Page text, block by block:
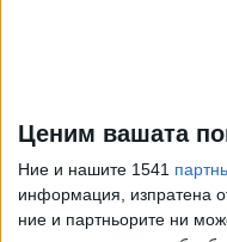
Ценим вашата
Ние и нашите 1541
информация, изпратена
ние и партньорите ни
06